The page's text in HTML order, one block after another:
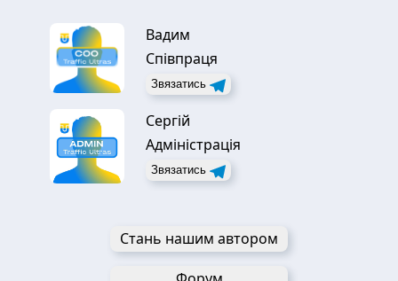
Вадим
Співпраця
Звязатись
Сергій
Адміністрація
Звязатись
Стань нашим автором